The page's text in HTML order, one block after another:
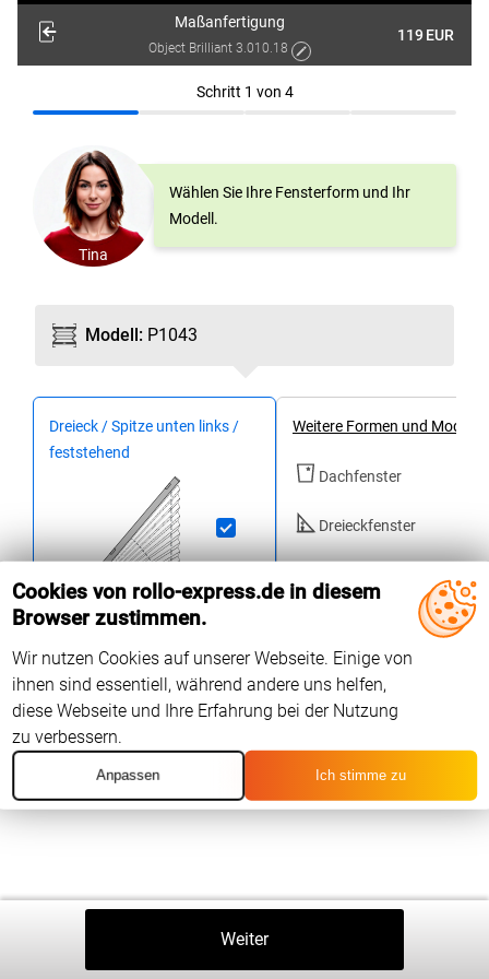
Maßanfertigung
Object Brilliant 3.010.18
119 EUR
Schritt 1 von 4
Tina
Wählen Sie Ihre Fensterform und Ihr
Modell.
Modell: P1043
Dreieck / Spitze unten links /
feststehend
Weitere Formen und Modelle
Dachfenster
Dreieckfenster
Trapez / Sonstige
Fenster
Weiter
Cookies von rollo-express.de in diesem
Browser zustimmen.
Wir nutzen Cookies auf unserer Webseite. Einige von
ihnen sind essentiell, während andere uns helfen,
diese Webseite und Ihre Erfahrung bei der Nutzung
zu verbessern.
Anpassen Ich stimme zu